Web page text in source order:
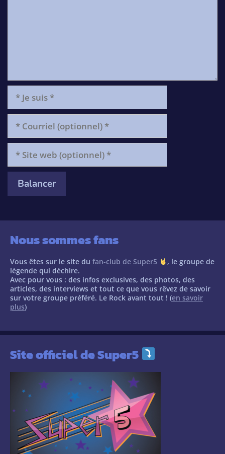
suis
Courriel
(optionnel)
Site
web
(optionnel)
Nous sommes fans
Vous êtes sur le site du fan-club de Super5
, le groupe de
légende qui déchire.
Avec pour vous : des infos exclusives, des photos, des
articles, des interviews et tout ce que vous rêvez de savoir
sur votre groupe préféré. Le Rock avant tout ! (en savoir
plus)
Site officiel de Super5